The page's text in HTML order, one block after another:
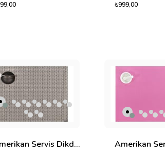
₺999,00
Amerikan Servis Dikdörtgen Savana